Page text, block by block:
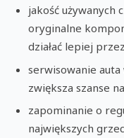
jakość używanych
oryginalne
działać lepiej
serwisowanie auta
zwiększa szanse
zapominanie o
największych